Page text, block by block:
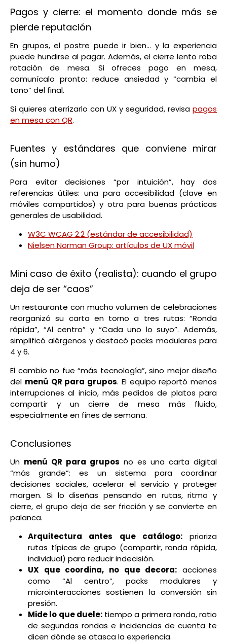
Pagos y cierre: el momento donde más se
pierde reputación
En grupos, el postre puede ir bien… y la experiencia
puede hundirse al pagar. Además, el cierre lento roba
rotación de mesa. Si ofreces pago en mesa,
comunícalo pronto: reduce ansiedad y “cambia el
tono” del final.
Si quieres aterrizarlo con UX y seguridad, revisa pagos
en mesa con QR.
Fuentes y estándares que conviene mirar
(sin humo)
Para evitar decisiones “por intuición”, hay dos
referencias útiles: una para accesibilidad (clave en
móviles compartidos) y otra para buenas prácticas
generales de usabilidad.
W3C WCAG 2.2 (estándar de accesibilidad)
Nielsen Norman Group: artículos de UX móvil
Mini caso de éxito (realista): cuando el grupo
deja de ser “caos”
Un restaurante con mucho volumen de celebraciones
reorganizó su carta en torno a tres rutas: “Ronda
rápida”, “Al centro” y “Cada uno lo suyo”. Además,
simplificó alérgenos y destacó packs modulares para
4 y 6.
El cambio no fue “más tecnología”, sino mejor diseño
del menú QR para grupos. El equipo reportó menos
interrupciones al inicio, más pedidos de platos para
compartir y un cierre de mesa más fluido,
especialmente en fines de semana.
Conclusiones
Un menú QR para grupos no es una carta digital
“más grande”: es un sistema para coordinar
decisiones sociales, acelerar el servicio y proteger
margen. Si lo diseñas pensando en rutas, ritmo y
cierre, el grupo deja de ser fricción y se convierte en
palanca.
Arquitectura antes que catálogo:prioriza
rutas típicas de grupo (compartir, ronda rápida,
individual) para reducir indecisión.
UX que coordina, no que decora: acciones
como “Al centro”, packs modulares y
microinteracciones sostienen la conversión sin
presión.
Mide lo que duele:tiempo a primera ronda, ratio
de segundas rondas e incidencias de cuenta te
dicen dónde se atasca la experiencia.